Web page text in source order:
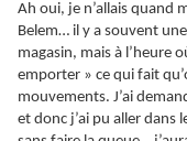
Ah oui, je n’allais quand
Belem… il y a souvent
magasin, mais à l’heure
emporter » ce qui fait
mouvements. J’ai
et donc j’ai pu aller dans